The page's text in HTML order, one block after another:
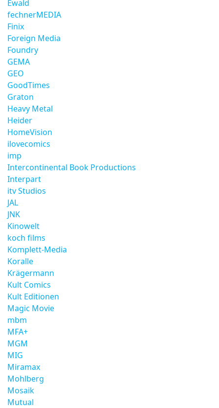
Ewald
fechnerMEDIA
Finix
Foreign Media
Foundry
GEMA
GEO
GoodTimes
Graton
Heavy Metal
Heider
HomeVision
ilovecomics
imp
Intercontinental Book Productions
Interpart
itv Studios
JAL
JNK
Kinowelt
koch films
Komplett-Media
Koralle
Krägermann
Kult Comics
Kult Editionen
Magic Movie
mbm
MFA+
MGM
MIG
Miramax
Mohlberg
Mosaik
Mutual